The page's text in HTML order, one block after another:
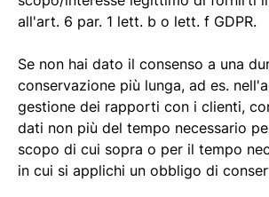
all'art. 6 par. 1 lett. b o lett. f GDPR.
Se non hai dato il consenso a una
conservazione più lunga, ad es.
gestione dei rapporti con i clienti,
dati non più del tempo necessario
scopo di cui sopra o per il tempo
in cui si applichi un obbligo di